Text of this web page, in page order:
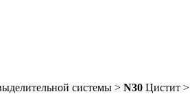
системы > N30 Цистит >